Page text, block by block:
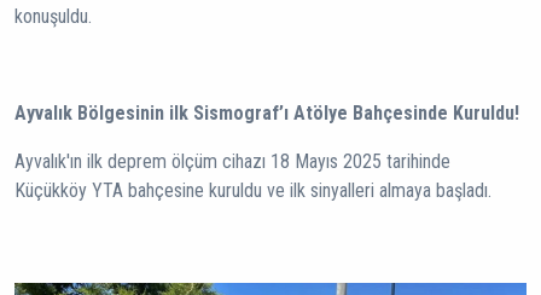
konuşuldu.
Ayvalık Bölgesinin ilk Sismograf’ı Atölye Bahçesinde Kuruldu!
Ayvalık'ın ilk deprem ölçüm cihazı 18 Mayıs 2025 tarihinde
Küçükköy YTA bahçesine kuruldu ve ilk sinyalleri almaya başladı.